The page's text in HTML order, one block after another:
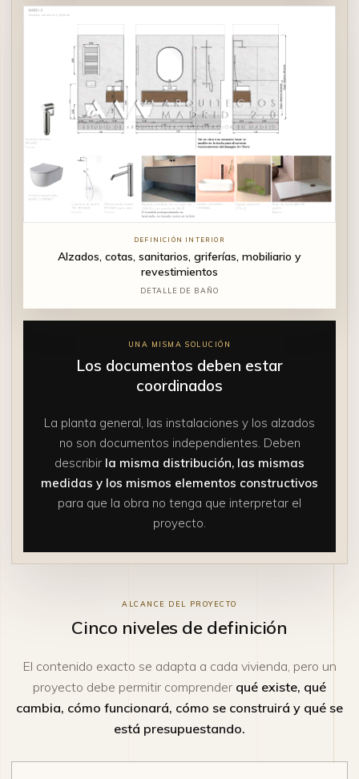
DEFINICIÓN INTERIOR
Alzados, cotas, sanitarios, griferías, mobiliario y
revestimientos
DETALLE DE BAÑO
UNA MISMA SOLUCIÓN
Los documentos deben estar
coordinados
La planta general, las instalaciones y los alzados
no son documentos independientes. Deben
describir la misma distribución, las mismas
medidas y los mismos elementos constructivos
para que la obra no tenga que interpretar el
proyecto.
ALCANCE DEL PROYECTO
Cinco niveles de definición
El contenido exacto se adapta a cada vivienda, pero un
proyecto debe permitir comprender qué existe, qué
cambia, cómo funcionará, cómo se construirá y qué se
está presupuestando.